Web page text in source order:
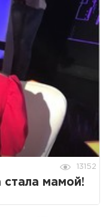
13152
стала мамой!